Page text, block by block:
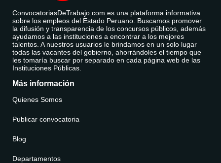
ConvocatoriasDeTrabajo.com es una plataforma informativa
sobre los empleos del Estado Peruano. Buscamos promover
la difusión y transparencia de los concursos públicos, además
ayudamos a las instituciones a encontrar a los mejores
talentos. A nuestros usuarios le brindamos en un solo lugar
todas las vacantes del gobierno, ahorrándoles el tiempo que
les tomaría buscar por separado en cada página web de las
Instituciones Públicas.
Más información
Quienes Somos
Publicar convocatoria
Blog
Departamentos